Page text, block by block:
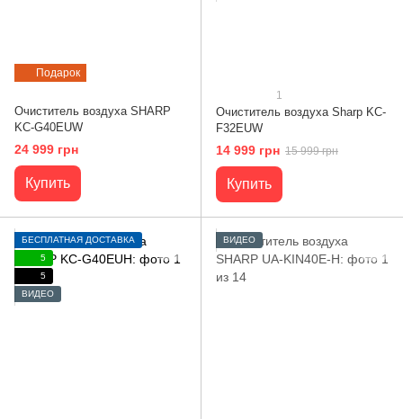
Подарок
Очиститель воздуха SHARP
KC-G40EUW
24 999 грн
Купить
1
Очиститель воздуха Sharp KC-
F32EUW
14 999 грн 15 999 грн
Купить
БЕСПЛАТНАЯ ДОСТАВКА
5
5
ВИДЕО
ВИДЕО